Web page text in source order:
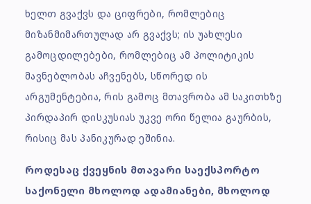
ხელთ გვაქვს და ციფრები, რომლებიც
მიზანმიმართულად არ გვაქვს; ის უახლესი
გამოცდილებები, რომლებიც ამ პოლიტიკის
მავნებლობას აჩვენებს, სწორედ ის
არგუმენტებია, რის გამოც მთავრობა ამ საკითხზე
პირდაპირ დისკუსიას უკვე ორი წელია გაურბის,
რისიც მას პანიკურად ეშინია.
როდესაც ქვეყნის მთავარი საექსპორტო
საქონელი მხოლოდ ადამიანები, მხოლოდ